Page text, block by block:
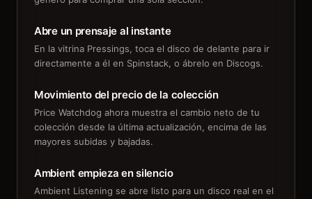
Abre un prensaje al instante
En la vitrina Pressings, toca el disco de delante para ir
directamente a él en Spinstack, o ábrelo en Discogs.
Movimiento del precio de la colección
Price Watchdog ahora muestra el cambio neto de tu
colección desde la última actualización, encima de las
mayores subidas y bajadas.
Ambient empieza en silencio
Ambient Listening se abre listo para un disco real en el